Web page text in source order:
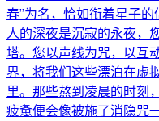
春”为名，恰如衔着星子
人的深夜是沉寂的永夜，
塔。您以声线为咒，以互
界，将我们这些漂泊在虚
里。那些熬到凌晨的时刻
疲惫便会像被施了消隐咒